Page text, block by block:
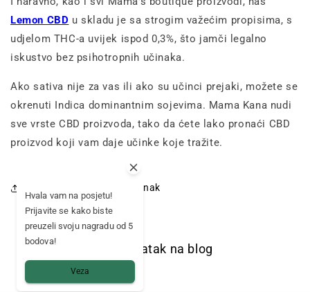
Lemon CBD u skladu je sa strogim važećim propisima, s
udjelom THC-a uvijek ispod 0,3%, što jamči legalno
iskustvo bez psihotropnih učinaka.
Ako sativa nije za vas ili ako su učinci prejaki, možete se
okrenuti Indica dominantnim sojevima. Mama Kana nudi
sve vrste CBD proizvoda, tako da ćete lako pronaći CBD
proizvod koji vam daje učinke koje tražite.
Zajednički koristi ovaj članak
Povratak na blog
Hvala vam na posjetu!
Prijavite se kako biste
preuzeli svoju nagradu od 5
bodova!
Veza